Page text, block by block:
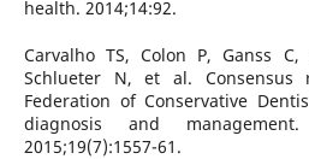
health. 2014;14:92.
Carvalho TS, Colon P, Ganss
Schlueter N, et al. Consensus
Federation of Conservative
diagnosis and
2015;19(7):1557-61.